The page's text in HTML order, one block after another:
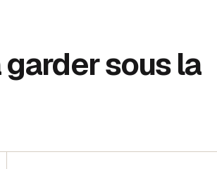
sous la